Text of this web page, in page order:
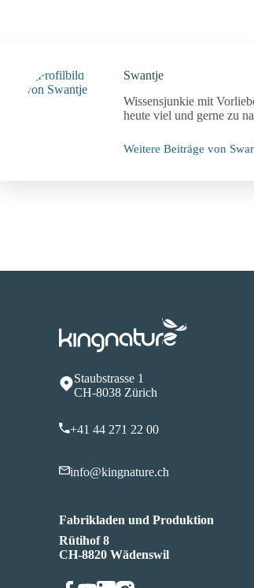
Swantje
Wissensjunkie mit
heute viel und gerne zu
Weitere Beiträge von
Staubstrasse 1
CH-8038 Zürich
+41 44 271 22 00
info@kingnature.ch
Fabrikladen und Produktion
Rütihof 8
CH-8820 Wädenswil